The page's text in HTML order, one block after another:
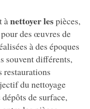
à nettoyer lespièces,
des œuvres de
à des époques
souvent différents,
restaurations
du nettoyage
de surface,